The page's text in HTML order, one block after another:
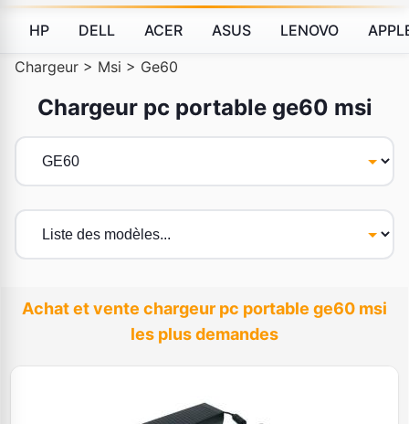
HP DELL ACER ASUS LENOVO
Chargeur > Msi > Ge60
Chargeur pc portable ge60 msi
Achat et vente chargeur pc portable ge60 msi
les plus demandes